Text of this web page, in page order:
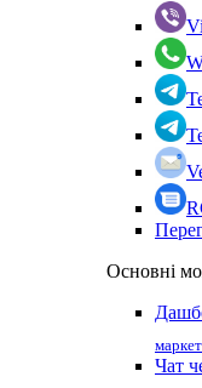
Основні
Чат